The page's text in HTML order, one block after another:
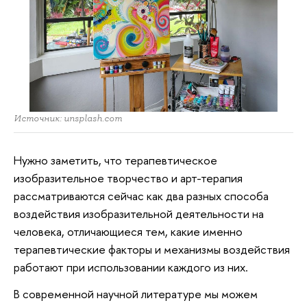
Источник: unsplash.com
Нужно заметить, что терапевтическое
изобразительное творчество и арт-терапия
рассматриваются сейчас как два разных способа
воздействия изобразительной деятельности на
человека, отличающиеся тем, какие именно
терапевтические факторы и механизмы воздействия
работают при использовании каждого из них.
В современной научной литературе мы можем